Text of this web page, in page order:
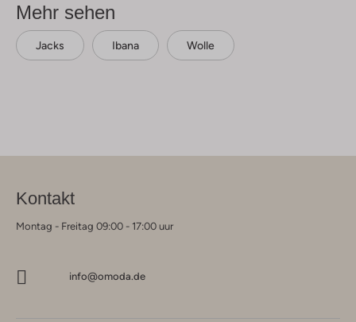
Mehr sehen
Jacks Ibana Wolle
Kontakt
Montag - Freitag 09:00 - 17:00 uur
info@omoda.de